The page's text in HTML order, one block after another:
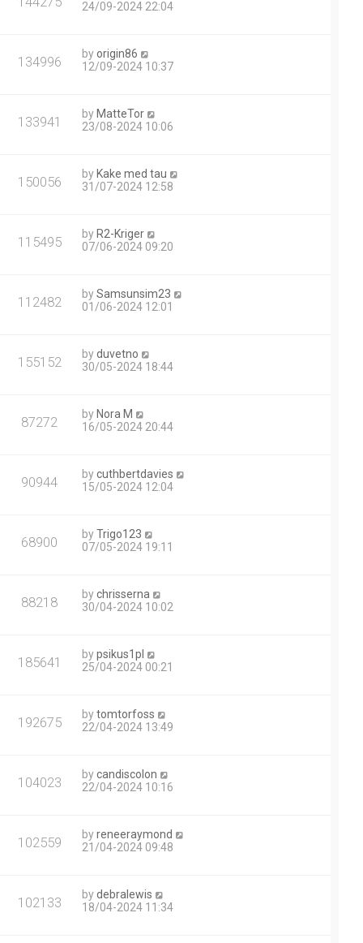
24/09-2024 22:04
134996 byorigin86
12/09-2024 10:37
133941 by MatteTor
23/08-2024 10:06
150056 by Kake med tau
31/07-2024 12:58
115495 by R2-Kriger
07/06-2024 09:20
112482 bySamsunsim23
01/06-2024 12:01
155152 byduvetno
30/05-2024 18:44
87272 by Nora M
16/05-2024 20:44
90944 bycuthbertdavies
15/05-2024 12:04
68900 byTrigo123
07/05-2024 19:11
88218 bychrisserna
30/04-2024 10:02
185641 bypsikus1pl
25/04-2024 00:21
192675 bytomtorfoss
22/04-2024 13:49
104023 bycandiscolon
22/04-2024 10:16
102559 byreneeraymond
21/04-2024 09:48
102133 bydebralewis
18/04-2024 11:34